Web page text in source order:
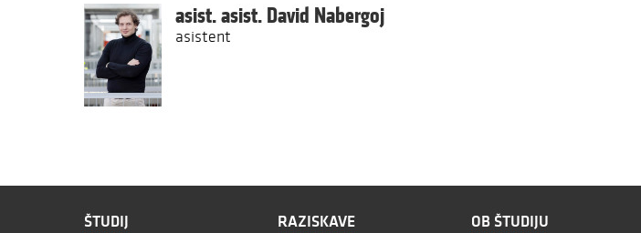
asist. asist. David Nabergoj
asistent
ŠTUDIJ RAZISKAVE OB ŠTUDIJU